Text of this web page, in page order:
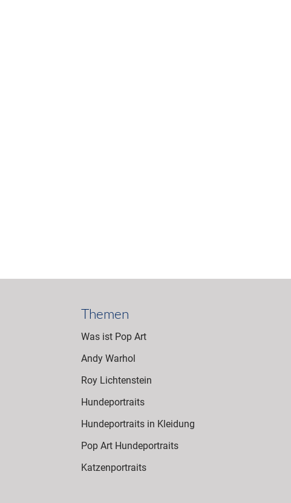
Themen
Was ist Pop Art
Andy Warhol
Roy Lichtenstein
Hundeportraits
Hundeportraits in Kleidung
Pop Art Hundeportraits
Katzenportraits